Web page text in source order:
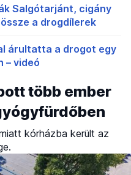
Salgótarjánt, cigány
a drogdílerek
árultatta a drogot egy
– videó
több ember
kórházba került az